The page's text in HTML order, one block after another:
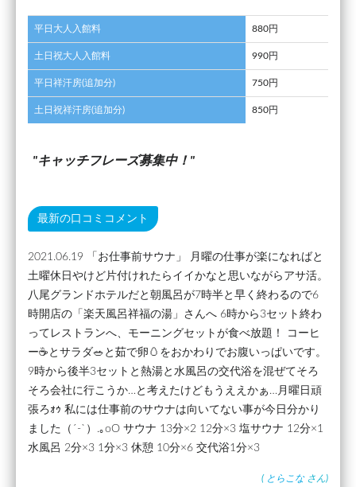
平日大人入館料 880円
土日祝大人入館料 990円
平日祥汗房(追加分) 750円
土日祝祥汗房(追加分) 850円
キャッチフレーズ募集中！
最新の口コミコメント
2021.06.19 「お仕事前サウナ」 月曜の仕事が楽になればと
土曜休日やけど片付けれたらイイかなと思いながらアサ活。
八尾グランドホテルだと朝風呂が7時半と早く終わるので6
時開店の「楽天風呂祥福の湯」さんへ 6時から3セット終わ
ってレストランへ、モーニングセットが食べ放題！ コーヒ
ー☕️とサラダ🥗と茹で卵🥚をおかわりでお腹いっぱいです。
9時から後半3セットと熱湯と水風呂の交代浴を混ぜてそろ
そろ会社に行こうか…と考えたけどもうええかぁ…月曜日頑
張ろｫｩ 私には仕事前のサウナは向いてない事が今日分かり
ました（´-`）.｡oO サウナ 13分×2 12分×3 塩サウナ 12分×1
水風呂 2分×3 1分×3 休憩 10分×6 交代浴1分×3
( とらこな さん)